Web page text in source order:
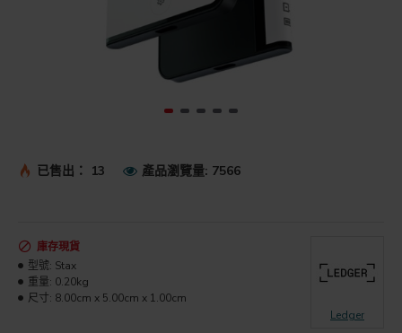
已售出： 13 產品瀏覽量: 7566
庫存現貨
型號: Stax
重量: 0.20kg
尺寸: 8.00cm x 5.00cm x 1.00cm
Ledger